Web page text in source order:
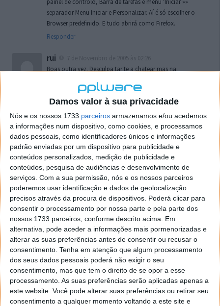
Damos valor à sua privacidade
Nós e os nossos 1733 parceiros armazenamos e/ou acedemos
a informações num dispositivo, como cookies, e processamos
dados pessoais, como identificadores únicos e informações
padrão enviadas por um dispositivo para publicidade e
conteúdos personalizados, medição de publicidade e
conteúdos, pesquisa de audiências e desenvolvimento de
serviços. Com a sua permissão, nós e os nossos parceiros
poderemos usar identificação e dados de geolocalização
precisos através da procura de dispositivos. Poderá clicar para
consentir o processamento por nossa parte e pela parte dos
nossos 1733 parceiros, conforme descrito acima. Em
alternativa, pode aceder a informações mais pormenorizadas e
alterar as suas preferências antes de consentir ou recusar o
consentimento. Tenha em atenção que algum processamento
dos seus dados pessoais poderá não exigir o seu
consentimento, mas que tem o direito de se opor a esse
processamento. As suas preferências serão aplicadas apenas a
este website. Você pode alterar suas preferências ou retirar seu
consentimento a qualquer momento voltando a este site e
painel de controlo, Barra de tarefas e menu ‘Iniciar »»
separador Menu Iniciar e Personalizar. Aí é só escolher o
Browser predefinido. E tudo abrirá como Firefox.
Responder
rui
Boas outra vez. Desculpa tar te a chatear mas na
o firefox como browser predefenido
de control tudo e nada. Tou a comecar a desesperar, ate ja
tentei apagar o explorer na tentativa de forçar o uso do
firefox mas em vao. Kaso te lembres de outra dica fico
agradecido, caso contrario obrigado a mesma
Responder
Vítor M.
7 de Novembro de 2005 às 01:39
@Reporter
Desculpa mas o link funciona. Seja como for segue por mail
o MSn Messenger 8.
Responder
Vítor M.
7 de Novembro de 2005 às 11:21
@Rui
Tens de encontrar o que te falei. Faz da seguinte maneira,
janela iniciar e no topo dessa janela com o botão direito do
rato faz propriedades. Depois no separador Menu ‘Iniciar’
clica no botão ‘Personalizar’ aí encontrarás no separador
geral a opção para escolheres o Browser com que queres